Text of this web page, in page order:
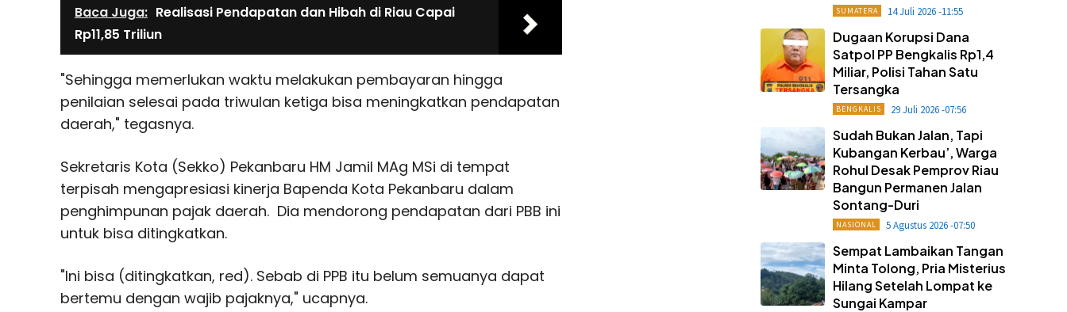
Baca Juga: Realisasi Pendapatan dan Hibah di Riau Capai
Rp11,85 Triliun
"Sehingga memerlukan waktu melakukan pembayaran hingga
penilaian selesai pada triwulan ketiga bisa meningkatkan pendapatan
daerah," tegasnya.
Sekretaris Kota (Sekko) Pekanbaru HM Jamil MAg MSi di tempat
terpisah mengapresiasi kinerja Bapenda Kota Pekanbaru dalam
penghimpunan pajak daerah. Dia mendorong pendapatan dari PBB ini
untuk bisa ditingkatkan.
"Ini bisa (ditingkatkan, red). Sebab di PPB itu belum semuanya dapat
bertemu dengan wajib pajaknya," ucapnya.
SUMATERA 14 Juli 2026 -11:55
Dugaan Korupsi Dana
Satpol PP Bengkalis Rp1,4
Miliar, Polisi Tahan Satu
Tersangka
BENGKALIS 29 Juli 2026 -07:56
Sudah Bukan Jalan, Tapi
Kubangan Kerbau’, Warga
Rohul Desak Pemprov Riau
Bangun Permanen Jalan
Sontang-Duri
NASIONAL 5 Agustus 2026 -07:50
Sempat Lambaikan Tangan
Minta Tolong, Pria Misterius
Hilang Setelah Lompat ke
Sungai Kampar